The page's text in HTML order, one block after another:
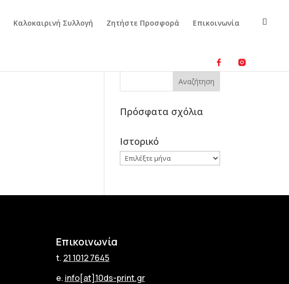
Καλοκαιρινή Συλλογή Ζητήστε Προσφορά Επικοινωνία
Πρόσφατα σχόλια
Ιστορικό
Ιστορικό
Επικοινωνία
t. 21 1012 7645
e. info[at]10ds-print.gr